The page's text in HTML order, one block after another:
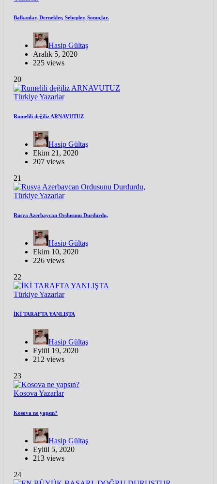
Balkanlar, Dernekler, Sebepler, Sonuçlar.
Hasip Gültaş
Aralık 5, 2020
225 views
20
TürkiyeYazarlar
Rumelili değiliz ARNAVUTUZ
Hasip Gültaş
Ekim 21, 2020
207 views
21
TürkiyeYazarlar
Rusya Azerbaycan Ordusunu Durdurdu,
Hasip Gültaş
Ekim 10, 2020
226 views
22
TürkiyeYazarlar
İKİ TARAFTA YANLIŞTA
Hasip Gültaş
Eylül 19, 2020
212 views
23
Kosova Yazarlar
Kosova ne yapsın?
Hasip Gültaş
Eylül 5, 2020
213 views
24